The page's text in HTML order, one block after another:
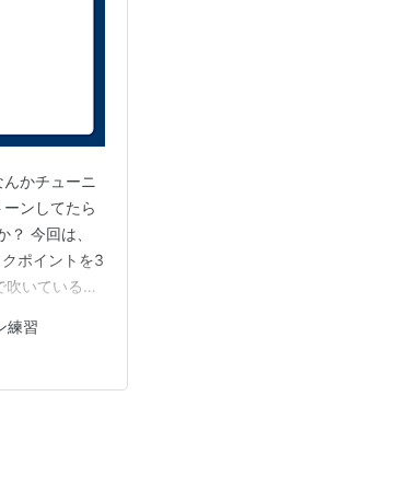
かチューニ
ンしてたら
今回は、
ポイントを3
吹いている
の。 初心者
練習